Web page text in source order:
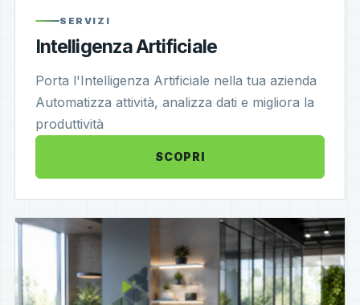
SERVIZI
Intelligenza Artificiale
Porta l'Intelligenza Artificiale nella tua azienda
Automatizza attività, analizza dati e migliora la
produttività
SCOPRI